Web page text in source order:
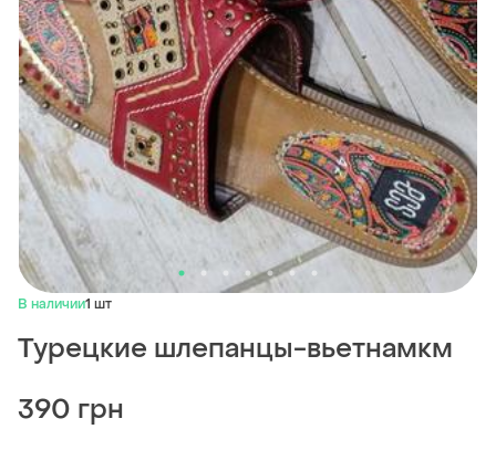
В наличии1 шт
Турецкие шлепанцы-вьетнамкм
390 грн